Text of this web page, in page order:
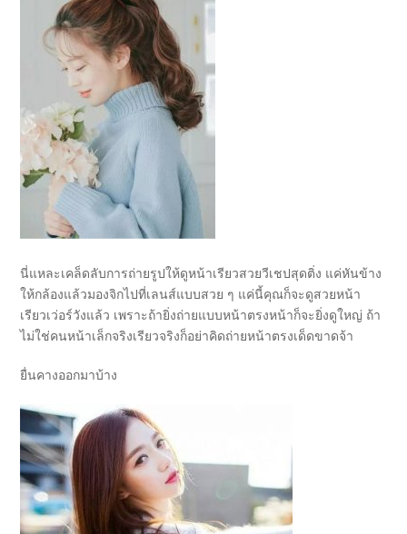
นี่แหละเคล็ดลับการถ่ายรูปให้ดูหน้าเรียวสวยวีเชปสุดติ่ง แค่หันข้าง
ให้กล้องแล้วมองจิกไปที่เลนส์แบบสวย ๆ แค่นี้คุณก็จะดูสวยหน้า
เรียวเว่อร์วังแล้ว เพราะถ้ายิ่งถ่ายแบบหน้าตรงหน้าก็จะยิ่งดูใหญ่ ถ้า
ไม่ใช่คนหน้าเล็กจริงเรียวจริงก็อย่าคิดถ่ายหน้าตรงเด็ดขาดจ้า
ยื่นคางออกมาบ้าง